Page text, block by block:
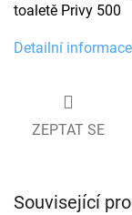
toaletě Privy 500
Detailní informace
ZEPTAT SE
Související